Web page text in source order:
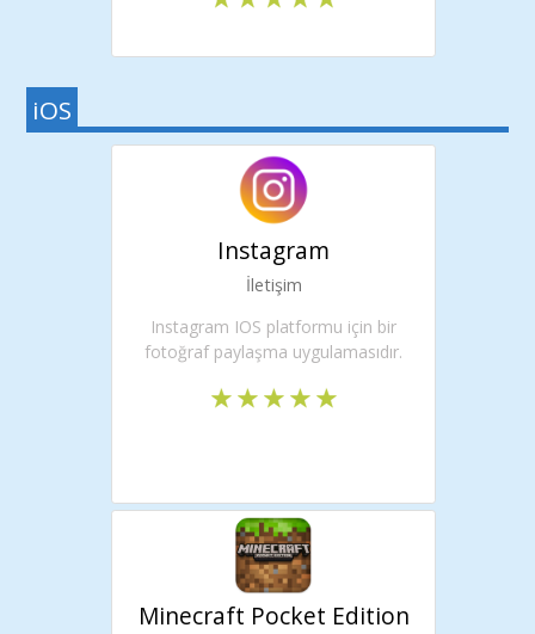
iOS
Instagram
İletişim
Instagram IOS platformu için bir
fotoğraf paylaşma uygulamasıdır.
Minecraft Pocket Edition